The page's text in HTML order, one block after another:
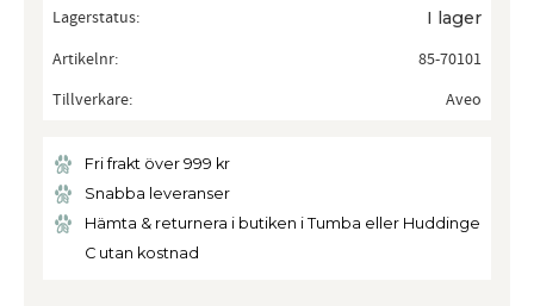
Lagerstatus I lager
Artikelnr
85-70101
Tillverkare
Aveo
Fri frakt över 999 kr
Snabba leveranser
Hämta & returnera i butiken i Tumba eller Huddinge
C utan kostnad